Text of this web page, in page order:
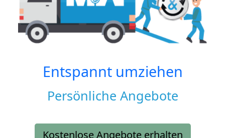
Entspannt umziehen
Persönliche Angebote
Kostenlose Angebote erhalten